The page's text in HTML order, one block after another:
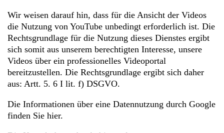
Wir weisen darauf hin, dass für die Ansicht der Videos
die Nutzung von YouTube unbedingt erforderlich ist. Die
Rechtsgrundlage für die Nutzung dieses Dienstes ergibt
sich somit aus unserem berechtigten Interesse, unsere
Videos über ein professionelles Videoportal
bereitzustellen. Die Rechtsgrundlage ergibt sich daher
aus: Artt. 5. 6 I lit. f) DSGVO.
Die Informationen über eine Datennutzung durch Google
finden Sie hier.